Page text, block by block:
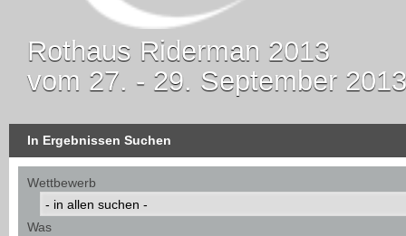
Rothaus Riderman 2013
vom 27. - 29. September 2013
In Ergebnissen Suchen
Wettbewerb
Was